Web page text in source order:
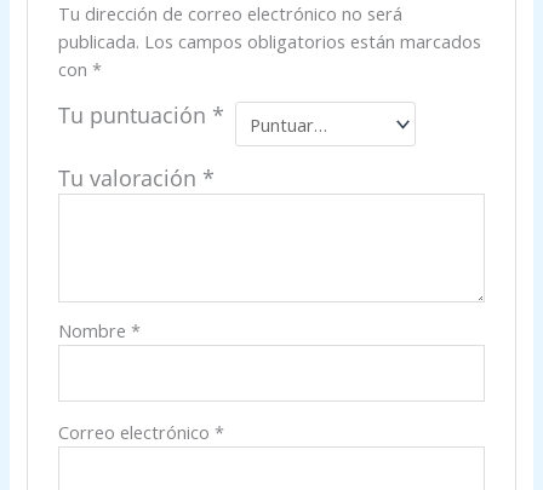
Tu dirección de correo electrónico no será
publicada. Los campos obligatorios están marcados
con *
Tu puntuación *
Tu valoración *
Nombre *
Correo electrónico *